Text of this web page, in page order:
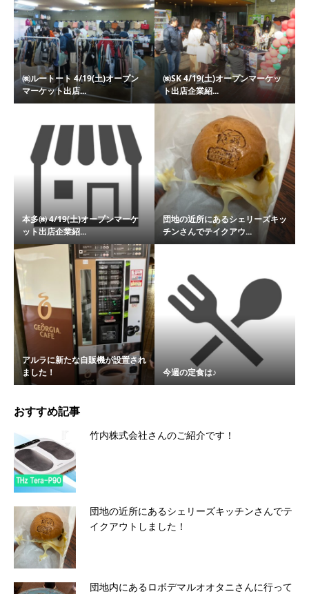
㈱ルートート 4/19(土)オープン
マーケット出店...
㈱SK 4/19(土)オープンマーケッ
ト出店企業紹...
本多㈱ 4/19(土)オープンマーケ
ット出店企業紹...
団地の近所にあるシェリーズキッ
チンさんでテイクアウ...
アルラに新たな自販機が設置され
ました！
今週の定食は♪
おすすめ記事
竹内株式会社さんのご紹介です！
団地の近所にあるシェリーズキッチンさんでテ
イクアウトしました！
団地内にあるロボデマルオオタニさんに行って